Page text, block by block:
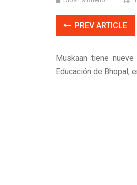
PREV ARTICLE
Muskaan tiene
Educación de Bhopal,